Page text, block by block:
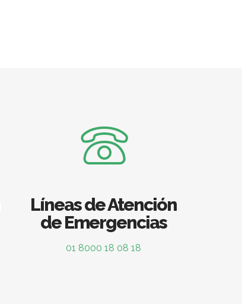
Líneas de Atención
de Emergencias
01 8000 18 08 18